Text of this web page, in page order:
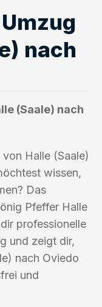
nach
(Saale) nach
Halle (Saale)
wissen,
Das
Pfeffer Halle
professionelle
und zeigt dir,
nach Oviedo
und